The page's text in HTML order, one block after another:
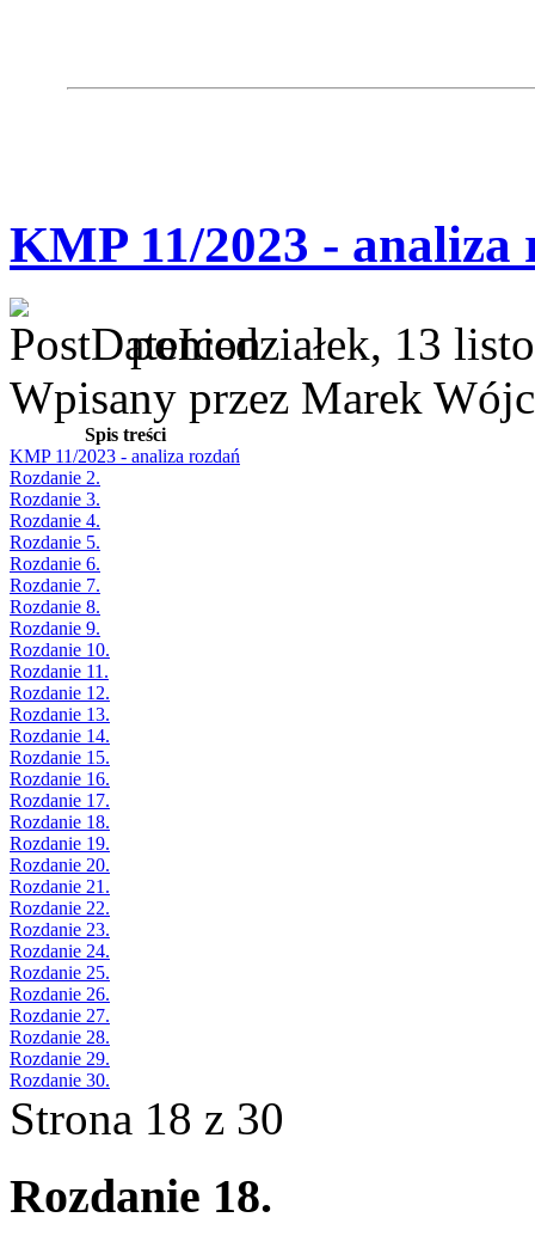
KMP 11/2023 - analiza
poniedziałek, 13
Wpisany przez Marek
Spis treści
KMP 11/2023 - analiza rozdań
Rozdanie 2.
Rozdanie 3.
Rozdanie 4.
Rozdanie 5.
Rozdanie 6.
Rozdanie 7.
Rozdanie 8.
Rozdanie 9.
Rozdanie 10.
Rozdanie 11.
Rozdanie 12.
Rozdanie 13.
Rozdanie 14.
Rozdanie 15.
Rozdanie 16.
Rozdanie 17.
Rozdanie 18.
Rozdanie 19.
Rozdanie 20.
Rozdanie 21.
Rozdanie 22.
Rozdanie 23.
Rozdanie 24.
Rozdanie 25.
Rozdanie 26.
Rozdanie 27.
Rozdanie 28.
Rozdanie 29.
Rozdanie 30.
Strona 18 z 30
Rozdanie 18.